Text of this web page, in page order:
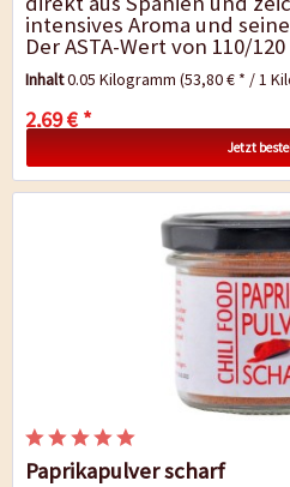
intensives Aroma und
Der ASTA-Wert von 110/
Qualität an. Ein hoher...
Inhalt0.05 Kilogramm(53,80 € * / 1
2,69 € *
Jetzt
Paprikapulver scharf